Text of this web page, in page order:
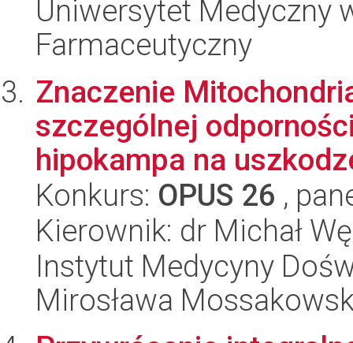
Uniwersytet Medyczny
Farmaceutyczny
Znaczenie
szczególnej
hipokampa na
Konkurs: OPUS 26 ,
Kierownik: dr Michał
Instytut Medycyny
Mirosława